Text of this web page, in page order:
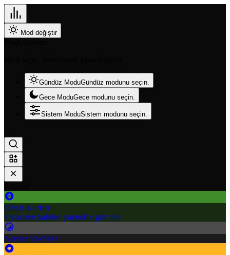
Mod değiştir
Gündüz ModuGündüz modunu seçin.
Gece ModuGece modunu seçin.
Sistem ModuSistem modunu seçin.
Döviz Kurları
Piyasanın kalbine yakından göz atın.
Namaz Vakitleri